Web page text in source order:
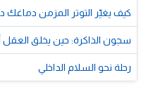
كيف يغيّر التوتر المزمن
سجون الذاكرة: حين يخلق
رحلة نحو السلام الداخلي